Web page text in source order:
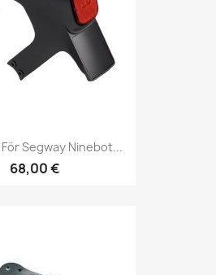
Segway Ninebot...
68,00 €